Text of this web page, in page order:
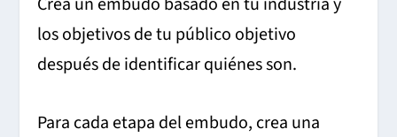
los objetivos de tu público objetivo
después de identificar quiénes son.
Para cada etapa del embudo, crea una